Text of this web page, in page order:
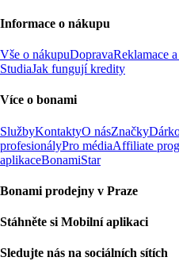
Informace o nákupu
Vše o nákupuDopravaReklamace
StudiaJak fungují kredity
Více o bonami
SlužbyKontaktyO násZnačky
profesionályPro médiaAffiliate
aplikaceBonamiStar
Bonami prodejny v Praze
Stáhněte si Mobilní aplikaci
Sledujte nás na sociálních sítích